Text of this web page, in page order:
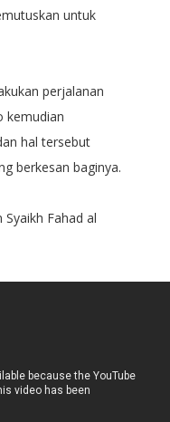
untuk
perjalanan
kemudian
hal tersebut
berkesan baginya.
Fahad al